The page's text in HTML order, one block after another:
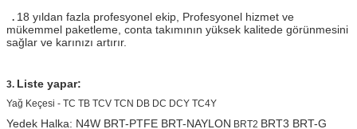
. 18 yıldan fazla profesyonel ekip, Profesyonel hizmet ve
mükemmel paketleme, conta takımının yüksek kalitede görünmesini
sağlar ve karınızı artırır.
3. Liste yapar:
Yağ Keçesi - TC TB TCV TCN DB DC DCY TC4Y
Yedek Halka: N4W BRT-PTFE BRT-NAYLON BRT2 BRT3 BRT-G